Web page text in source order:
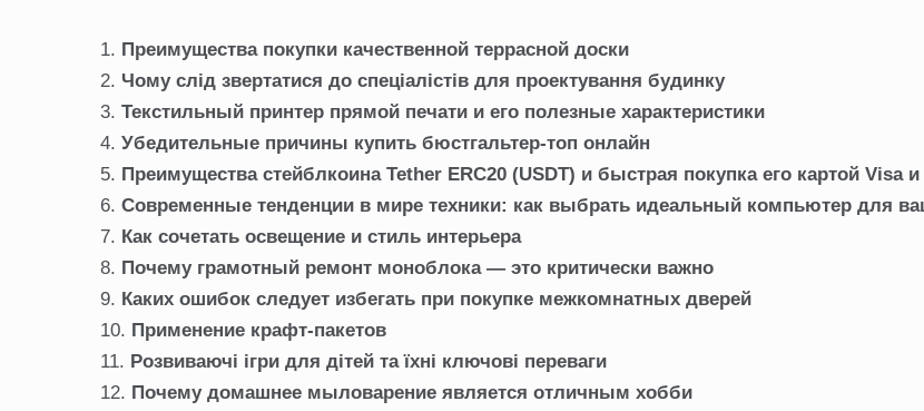
Преимущества покупки качественной террасной доски
Чому слід звертатися до спеціалістів для проектування будинку
Текстильный принтер прямой печати и его полезные характеристики
Убедительные причины купить бюстгальтер-топ онлайн
Преимущества стейблкоина Tether ERC20 (USDT) и быстрая покупка его картой Visa
Современные тенденции в мире техники: как выбрать идеальный компьютер для
Как сочетать освещение и стиль интерьера
Почему грамотный ремонт моноблока — это критически важно
Каких ошибок следует избегать при покупке межкомнатных дверей
Применение крафт-пакетов
Розвиваючі ігри для дітей та їхні ключові переваги
Почему домашнее мыловарение является отличным хобби